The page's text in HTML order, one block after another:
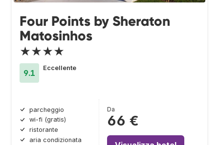
Four Points by Sheraton
Matosinhos
★★★★
9.1
Eccellente
parcheggio
wi-fi (gratis)
ristorante
aria condizionata
Da
66 €